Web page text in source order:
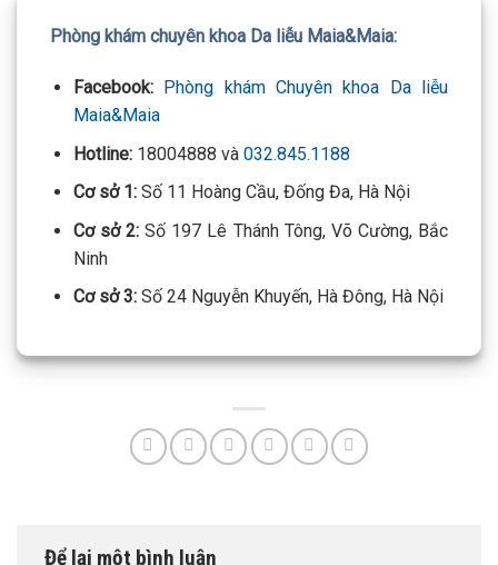
Phòng khám chuyên khoa Da liễu Maia&Maia:
Facebook: Phòng khám Chuyên khoa Da liễu
Maia&Maia
Hotline:18004888 và 032.845.1188
Cơ sở 1: Số 11 Hoàng Cầu, Đống Đa, Hà Nội
Cơ sở 2: Số 197 Lê Thánh Tông, Võ Cường, Bắc
Ninh
Cơ sở 3:Số 24 Nguyễn Khuyến, Hà Đông, Hà Nội
Để lại một bình luận